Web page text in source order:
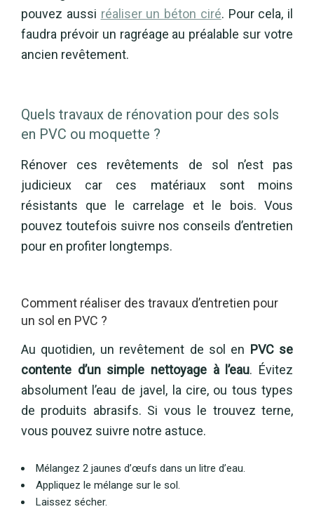
pouvez aussi réaliser un béton ciré. Pour cela, il
faudra prévoir un ragréage au préalable sur votre
ancien revêtement.
Quels travaux de rénovation pour des sols
en PVC ou moquette ?
Rénover ces revêtements de sol n’est pas
judicieux car ces matériaux sont moins
résistants que le carrelage et le bois. Vous
pouvez toutefois suivre nos conseils d’entretien
pour en profiter longtemps.
Comment réaliser des travaux d’entretien pour
un sol en PVC ?
Au quotidien, un revêtement de sol en PVC se
contente d’un simple nettoyage à l’eau. Évitez
absolument l’eau de javel, la cire, ou tous types
de produits abrasifs. Si vous le trouvez terne,
vous pouvez suivre notre astuce.
Mélangez 2 jaunes d’œufs dans un litre d’eau.
Appliquez le mélange sur le sol.
Laissez sécher.